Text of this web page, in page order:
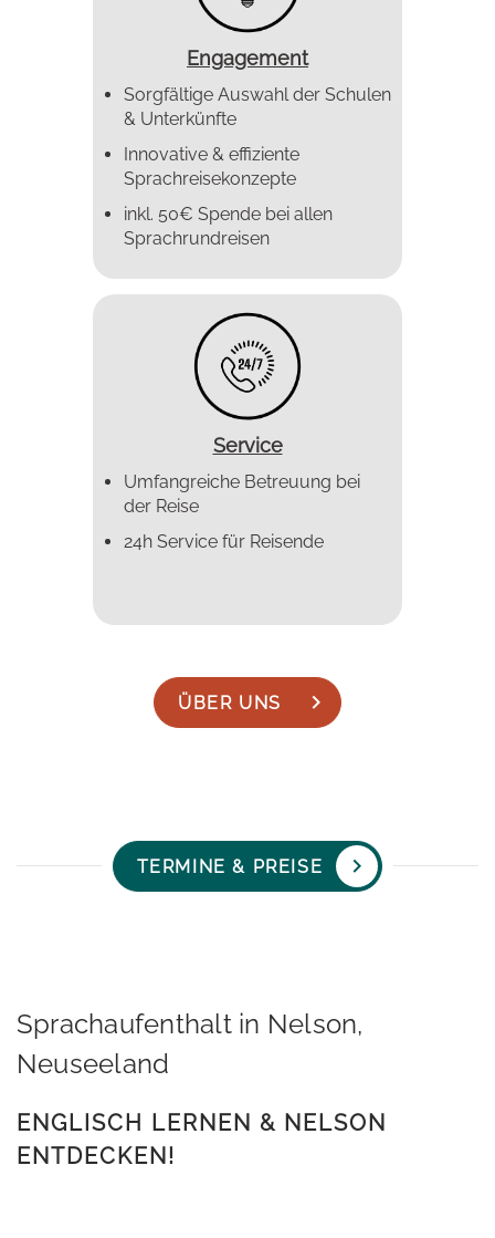
Engagement
Sorgfältige Auswahl der Schulen
& Unterkünfte
Innovative & effiziente
Sprachreise­konzepte
inkl. 50€ Spende bei allen
Sprachrundreisen
Service
Umfangreiche Betreuung bei
der Reise
24h Service für Reisende
ÜBER UNS
TERMINE & PREISE
Sprachaufenthalt in Nelson,
Neuseeland
ENGLISCH LERNEN & NELSON
ENTDECKEN!